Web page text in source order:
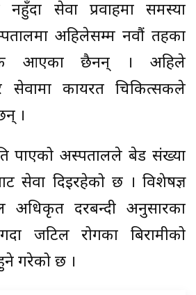
नहुँदा सेवा प्रवाहमा समस्या
अहिलेसम्म नवौं तहका
आएका छैनन् । अहिले
सेवामा कार्यरत चिकित्सकले
।
पाएको अस्पतालले बेड संख्या
सेवा दिइरहेको छ । विशेषज्ञ
अधिकृत दरबन्दी अनुसारका
जटिल रोगका बिरामीको
गरेको छ ।